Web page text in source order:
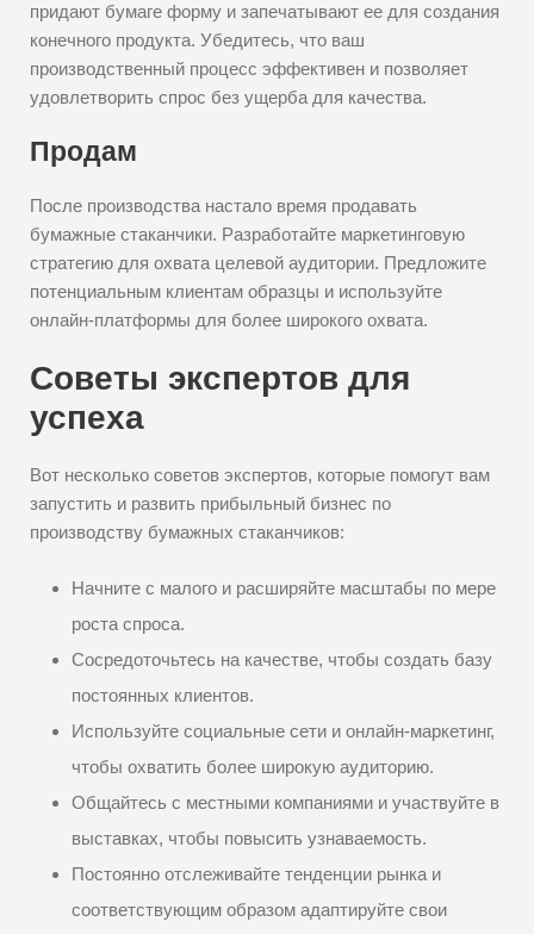
придают бумаге форму и запечатывают ее для создания
конечного продукта. Убедитесь, что ваш
производственный процесс эффективен и позволяет
удовлетворить спрос без ущерба для качества.
Продам
После производства настало время продавать
бумажные стаканчики. Разработайте маркетинговую
стратегию для охвата целевой аудитории. Предложите
потенциальным клиентам образцы и используйте
онлайн-платформы для более широкого охвата.
Советы экспертов для
успеха
Вот несколько советов экспертов, которые помогут вам
запустить и развить прибыльный бизнес по
производству бумажных стаканчиков:
Начните с малого и расширяйте масштабы по мере
роста спроса.
Сосредоточьтесь на качестве, чтобы создать базу
постоянных клиентов.
Используйте социальные сети и онлайн-маркетинг,
чтобы охватить более широкую аудиторию.
Общайтесь с местными компаниями и участвуйте в
выставках, чтобы повысить узнаваемость.
Постоянно отслеживайте тенденции рынка и
соответствующим образом адаптируйте свои